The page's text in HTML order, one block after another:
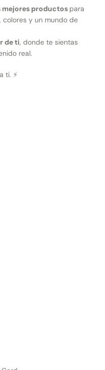
mejores productos para
colores y un mundo de
de ti, donde te sientas
real.
ti. ⚡